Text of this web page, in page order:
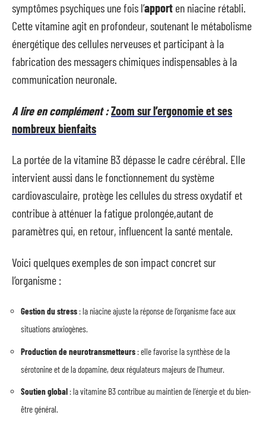
symptômes psychiques une fois l’apport en niacine rétabli.
Cette vitamine agit en profondeur, soutenant le métabolisme
énergétique des cellules nerveuses et participant à la
fabrication des messagers chimiques indispensables à la
communication neuronale.
A lire en complément :Zoom sur l’ergonomie et ses
nombreux bienfaits
La portée de la vitamine B3 dépasse le cadre cérébral. Elle
intervient aussi dans le fonctionnement du système
cardiovasculaire, protège les cellules du stress oxydatif et
contribue à atténuer la fatigue prolongée,autant de
paramètres qui, en retour, influencent la santé mentale.
Voici quelques exemples de son impact concret sur
l’organisme :
Gestion du stress : la niacine ajuste la réponse de l’organisme face aux
situations anxiogènes.
Production de neurotransmetteurs : elle favorise la synthèse de la
sérotonine et de la dopamine, deux régulateurs majeurs de l’humeur.
Soutien global : la vitamine B3 contribue au maintien de l’énergie et du bien-
être général.